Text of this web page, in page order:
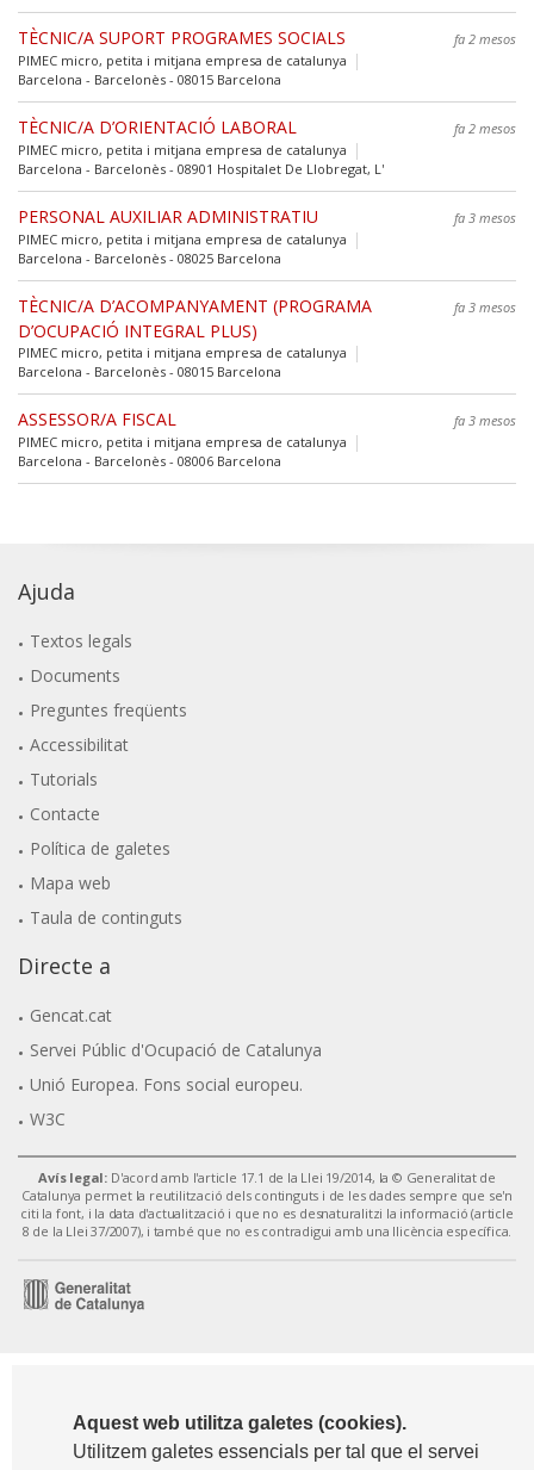
TÈCNIC/A SUPORT PROGRAMES SOCIALS
fa 2 mesos
PIMEC micro, petita i mitjana empresa de catalunya
Barcelona - Barcelonès - 08015 Barcelona
TÈCNIC/A D’ORIENTACIÓ LABORAL
fa 2 mesos
PIMEC micro, petita i mitjana empresa de catalunya
Barcelona - Barcelonès - 08901 Hospitalet De Llobregat, L'
PERSONAL AUXILIAR ADMINISTRATIU
fa 3 mesos
PIMEC micro, petita i mitjana empresa de catalunya
Barcelona - Barcelonès - 08025 Barcelona
TÈCNIC/A D’ACOMPANYAMENT (PROGRAMA
D’OCUPACIÓ INTEGRAL PLUS)
fa 3 mesos
PIMEC micro, petita i mitjana empresa de catalunya
Barcelona - Barcelonès - 08015 Barcelona
ASSESSOR/A FISCAL
fa 3 mesos
PIMEC micro, petita i mitjana empresa de catalunya
Barcelona - Barcelonès - 08006 Barcelona
Ajuda
Textos legals
Documents
Preguntes freqüents
Accessibilitat
Tutorials
Contacte
Política de galetes
Mapa web
Taula de continguts
Directe a
Gencat.cat
Servei Públic d'Ocupació de Catalunya
Unió Europea. Fons social europeu.
W3C
Avís legal: D'acord amb l'article 17.1 de la Llei 19/2014, la © Generalitat de
Catalunya permet la reutilització dels continguts i de les dades sempre que se'n
citi la font, i la data d'actualització i que no es desnaturalitzi la informació (article
8 de la Llei 37/2007), i també que no es contradigui amb una llicència específica.
Aquest web utilitza galetes (cookies).
Utilitzem galetes essencials per tal que el servei